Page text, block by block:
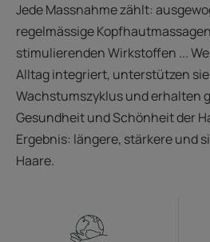
Jede Massnahme zählt:
regelmässige
stimulierenden Wirkstoffen ...
Alltag integriert, unterstützen
Wachstumszyklus und erhalten
Gesundheit und Schönheit der
Ergebnis: längere, stärkere und
Haare.